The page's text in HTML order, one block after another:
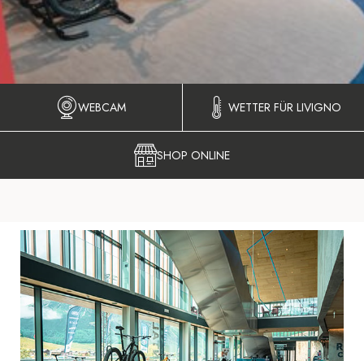
WEBCAM WETTER FÜR LIVIGNO
SHOP ONLINE